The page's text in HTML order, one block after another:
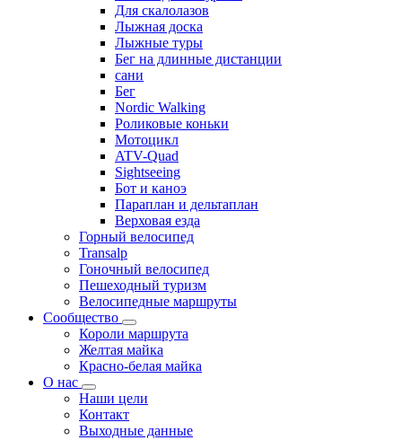
Для скалолазов
Лыжная доска
Лыжные туры
Бег на длинные дистанции
сани
Бег
Nordic Walking
Роликовые коньки
Мотоцикл
ATV-Quad
Sightseeing
Бот и каноэ
Параплан и дельтаплан
Верховая езда
Горный велосипед
Transalp
Гоночный велосипед
Пешеходный туризм
Велосипедные маршруты
Сообщество
Короли маршрута
Желтая майка
Красно-белая майка
О нас
Наши цели
Контакт
Выходные данные